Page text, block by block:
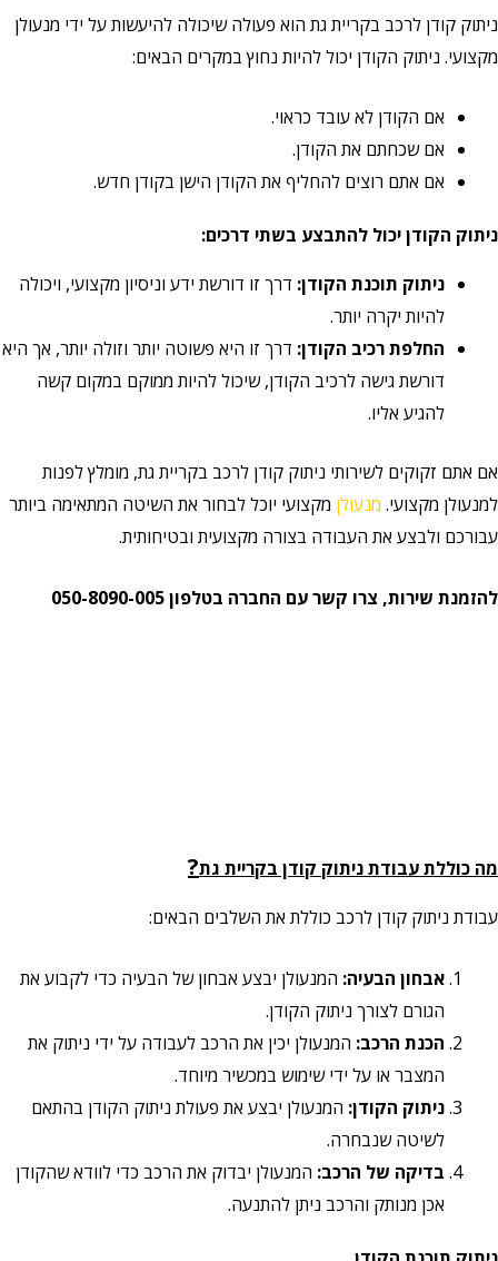
ניתוק קודן לרכב בקריית גת הוא פעולה שיכולה להיעשות על ידי מנעולן
מקצועי. ניתוק הקודן יכול להיות נחוץ במקרים הבאים:
אם הקודן לא עובד כראוי.
אם שכחתם את הקודן.
אם אתם רוצים להחליף את הקודן הישן בקודן חדש.
ניתוק הקודן יכול להתבצע בשתי דרכים:
ניתוק תוכנת הקודן: דרך זו דורשת ידע וניסיון מקצועי, ויכולה
להיות יקרה יותר.
החלפת רכיב הקודן: דרך זו היא פשוטה יותר וזולה יותר, אך היא
דורשת גישה לרכיב הקודן, שיכול להיות ממוקם במקום קשה
להגיע אליו.
אם אתם זקוקים לשירותי ניתוק קודן לרכב בקריית גת, מומלץ לפנות
למנעולן מקצועי. מנעולן מקצועי יוכל לבחור את השיטה המתאימה ביותר
עבורכם ולבצע את העבודה בצורה מקצועית ובטיחותית.
להזמנת שירות, צרו קשר עם החברה בטלפון 050-8090-005
מה כוללת עבודת ניתוק קודן בקריית גת?
עבודת ניתוק קודן לרכב כוללת את השלבים הבאים:
אבחון הבעיה: המנעולן יבצע אבחון של הבעיה כדי לקבוע את
הגורם לצורך ניתוק הקודן.
הכנת הרכב: המנעולן יכין את הרכב לעבודה על ידי ניתוק את
המצבר או על ידי שימוש במכשיר מיוחד.
ניתוק הקודן: המנעולן יבצע את פעולת ניתוק הקודן בהתאם
לשיטה שנבחרה.
בדיקה של הרכב: המנעולן יבדוק את הרכב כדי לוודא שהקודן
אכן מנותק והרכב ניתן להתנעה.